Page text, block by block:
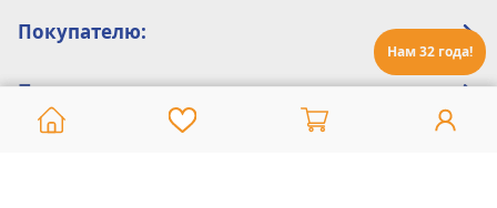
Нам 32 года!
Покупателю:
Помощь: